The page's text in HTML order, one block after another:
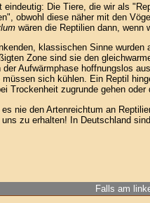
eindeutig: Die Tiere, die wir als
obwohl diese näher mit den
wären die Reptilien dann, wenn
klassischen Sinne
Zone sind sie den
Aufwärmphase hoffnungslos
sich kühlen. Ein Reptil
Trockenheit zugrunde gehen
nie den Artenreichtum an
zu erhalten! In Deutschland
Falls am